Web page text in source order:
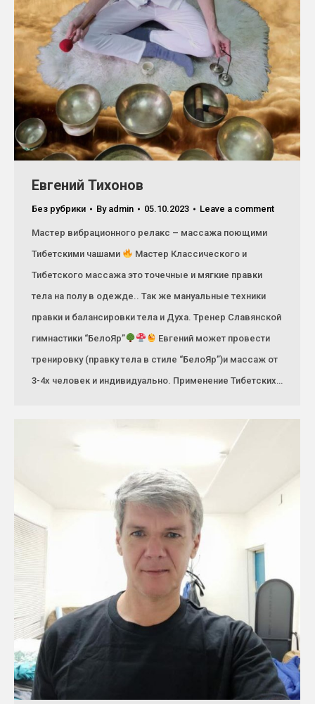
Евгений Тихонов
Без рубрики By admin 05.10.2023 Leave a comment
Мастер вибрационного релакс – массажа поющими
Тибетскими чашами
Мастер Классического и
Тибетского массажа это точечные и мягкие правки
тела на полу в одежде.. Так же мануальные техники
правки и балансировки тела и Духа. Тренер Славянской
гимнастики “БелоЯр”
Евгений может провести
тренировку (правку тела в стиле “БелоЯр”)и массаж от
3-4х человек и индивидуально. Применение Тибетских…